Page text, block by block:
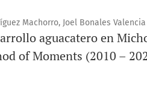
Machorro, Joel Bonales Valencia
aguacatero en
of Moments (2010 –